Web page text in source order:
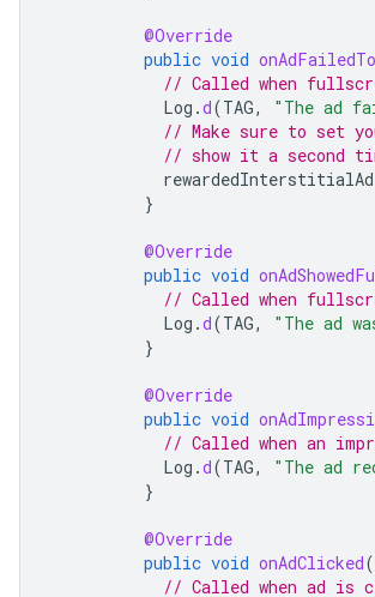
@Override
public void
// Called when
Log .d(TAG, "The ad
// Make sure to set
// show it a second
rewardedInterstitialAd
}
@Override
public void
// Called when
Log .d(TAG, "The ad
}
@Override
public void
// Called when an
Log .d(TAG,
"The ad
}
@Override
public void onAdClicked
// Called when ad is